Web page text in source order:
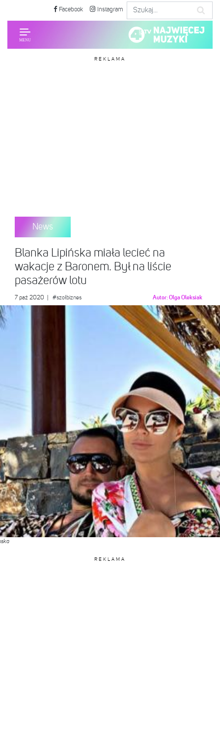
Facebook Instagram
REKLAMA
News
Blanka Lipińska miała lecieć na
wakacje z Baronem. Był na liście
pasażerów lotu
7 paź 2020 #szołbiznes Autor:Olga Oleksiak
REKLAMA